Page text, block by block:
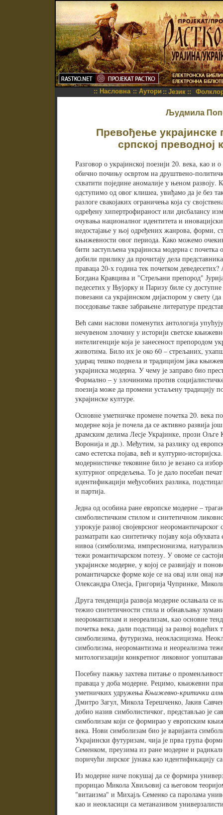
:: Насловна :: Аутори :: Језик ::
Људмила
Превођење украјинске
српској преводној
Разговор о украјинској поезији 20. века, као и
обично почињу освртом на друштвено-
схватити поједине аномалије у њеном развоју.
одступимо од овог клишеа, увиђамо да је без
разлоге свакојаких ограничења која су
одређену хипертрофираност или дисбалансу
очувања националног идентитета и
недостајање у њој одређених жанрова, форми,
књижевности овог периода. Како можемо
бити заступљена украјинска модерна с почетка
добили прилику да прочитају дела
праваца 20-х година тек почетком
Богдана Кравцива и "Стрељани препород"
педесетих у Њујорку и Паризу биле су
повезани са украјинском дијаспором у свету
поседовање такве забрањене литературе
Већ сами наслови поменутих антологија
нечувеном злочину у историји светске
интелигенције која је занесеност препородом
животима. Било их је око 60 – стрељаних,
ударац тешко поднела и традицијом јака
украјинска модерна. У чему је заправо био
Формално – у злочинима против
поезија може да промени устаљену традицију
украјинске културе.
Основне уметничке промене почетка 20. века
модерне која је почела да се активно развија
драмским делима Лесје Украјинке, прози
Воронија и др.). Међутим, за разлику од
само естетска појава, већ и културно-
модернистичке тековине било је везано са
културног опредељења. То је дало посебан
идентификацији међусобних разлика,
и партија.
Једна од особина ране европске модерне –
симболистичким стилом и синтетичном
узрокује развој својеврсног
разматрати као синтетичку појаву која
нивоа (симболизма, импресионизма,
тежи романтичарском потезу. У овоме се
украјинске модерне, у којој се развијају и
романтичарске форме које се на овај или онај
Олександра Олесја, Григорија Чупринке,
Друга тенденција развоја модерне ослањала се
тежио синтетичности стила и обнављању
неоромантизам и неореализам, као основне
почетка века, дали подстицај за развој
симболизима, футуризма, неокласицизма.
симболизма, неоромантизма и неореализма
митологизацији конкретног ликовног
Посебну пажњу захтева питање о
праваца у доба модерне. Рецимо, књижевни
уметничких удружења Књижевно-критички
Дмитро Загул, Микола Терешченко, Јакив
добио назив симболистичког, представљао је
симболизам који се формирао у европским
века. Нови симболизам био је варијанта
Украјински футуризам, чија је прва група
Семенком, преузима из ране модерне и
поричући лирског јунака као идентификацију
Из модерне ниче покушај да се формира
прорицао Микола Хвиљовиј са његовом
"витаизма" и Михајљ Семенко са паролама
као и неокласици са метаназивом